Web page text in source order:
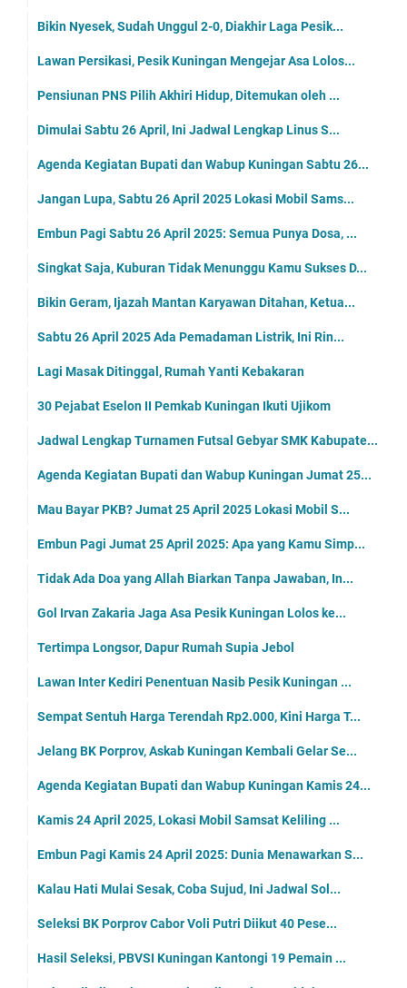
Bikin Nyesek, Sudah Unggul 2-0, Diakhir Laga Pesik...
Lawan Persikasi, Pesik Kuningan Mengejar Asa Lolos...
Pensiunan PNS Pilih Akhiri Hidup, Ditemukan oleh ...
Dimulai Sabtu 26 April, Ini Jadwal Lengkap Linus S...
Agenda Kegiatan Bupati dan Wabup Kuningan Sabtu 26...
Jangan Lupa, Sabtu 26 April 2025 Lokasi Mobil Sams...
Embun Pagi Sabtu 26 April 2025: Semua Punya Dosa, ...
Singkat Saja, Kuburan Tidak Menunggu Kamu Sukses D...
Bikin Geram, Ijazah Mantan Karyawan Ditahan, Ketua...
Sabtu 26 April 2025 Ada Pemadaman Listrik, Ini Rin...
Lagi Masak Ditinggal, Rumah Yanti Kebakaran
30 Pejabat Eselon II Pemkab Kuningan Ikuti Ujikom
Jadwal Lengkap Turnamen Futsal Gebyar SMK Kabupate...
Agenda Kegiatan Bupati dan Wabup Kuningan Jumat 25...
Mau Bayar PKB? Jumat 25 April 2025 Lokasi Mobil S...
Embun Pagi Jumat 25 April 2025: Apa yang Kamu Simp...
Tidak Ada Doa yang Allah Biarkan Tanpa Jawaban, In...
Gol Irvan Zakaria Jaga Asa Pesik Kuningan Lolos ke...
Tertimpa Longsor, Dapur Rumah Supia Jebol
Lawan Inter Kediri Penentuan Nasib Pesik Kuningan ...
Sempat Sentuh Harga Terendah Rp2.000, Kini Harga T...
Jelang BK Porprov, Askab Kuningan Kembali Gelar Se...
Agenda Kegiatan Bupati dan Wabup Kuningan Kamis 24...
Kamis 24 April 2025, Lokasi Mobil Samsat Keliling ...
Embun Pagi Kamis 24 April 2025: Dunia Menawarkan S...
Kalau Hati Mulai Sesak, Coba Sujud, Ini Jadwal Sol...
Seleksi BK Porprov Cabor Voli Putri Diikut 40 Pese...
Hasil Seleksi, PBVSI Kuningan Kantongi 19 Pemain ...